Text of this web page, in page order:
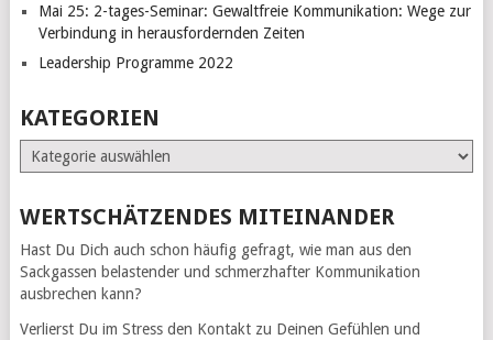
Mai 25: 2-tages-Seminar: Gewaltfreie Kommunikation: Wege zur
Verbindung in herausfordernden Zeiten
Leadership Programme 2022
KATEGORIEN
Kategorien
WERTSCHÄTZENDES MITEINANDER
Hast Du Dich auch schon häufig gefragt, wie man aus den
Sackgassen belastender und schmerzhafter Kommunikation
ausbrechen kann?
Verlierst Du im Stress den Kontakt zu Deinen Gefühlen und